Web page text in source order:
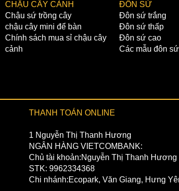
CHẬU CÂY CẢNH
Chậu sứ trồng cây
chậu cây mini để bàn
Chính sách mua sỉ chậu cây
cảnh
ĐÔN SỨ
Đôn sứ trắng
Đôn sứ thấp
Đôn sứ cao
Các mẫu đôn
THANH TOÁN ONLINE
1 Nguyễn Thị Thanh Hương
NGÂN HÀNG VIETCOMBANK:
Chủ tài khoản:Nguyễn Thị Thanh Hương
STK: 9962334368
Chi nhánh:Ecopark, Văn Giang, Hưng